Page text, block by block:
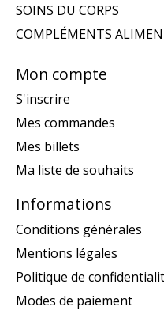
SOINS DU CORPS
COMPLÉMENTS
Mon compte
S'inscrire
Mes commandes
Mes billets
Ma liste de souhaits
Informations
Conditions générales
Mentions légales
Politique de
Modes de paiement